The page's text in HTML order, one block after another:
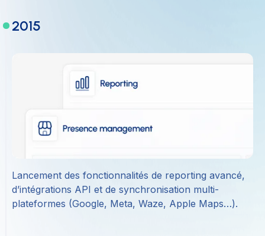
2015
Lancement des fonctionnalités de reporting avancé,
d’intégrations API et de synchronisation multi-
plateformes (Google, Meta, Waze, Apple Maps…).